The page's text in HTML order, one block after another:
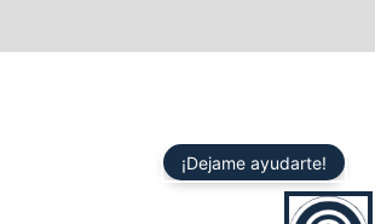
¡Dejame ayudarte!